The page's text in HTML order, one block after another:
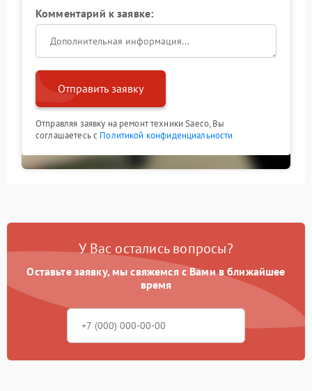
Комментарий к заявке:
Отправить заявку
Отправляя заявку на ремонт техники Saeco, Вы
соглашаетесь с Политикой конфиденциальности
У Вас остались вопросы?
Оставьте заявку, мы свяжемся с Вами в ближайшее
время